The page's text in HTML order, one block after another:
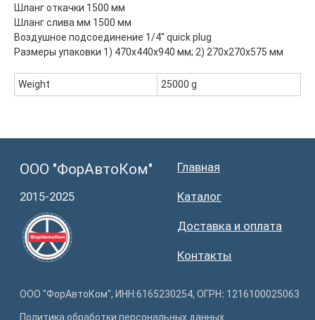
Шланг откачки 1500 мм
Шланг слива мм 1500 мм
Воздушное подсоединение 1/4'' quick plug
Размеры упаковки 1) 470х440х940 мм; 2) 270х270х575 мм
Weight 25000 g